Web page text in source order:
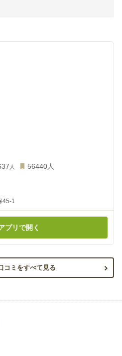
人 56440人
45-1
プリで開く
コミをすべて見る